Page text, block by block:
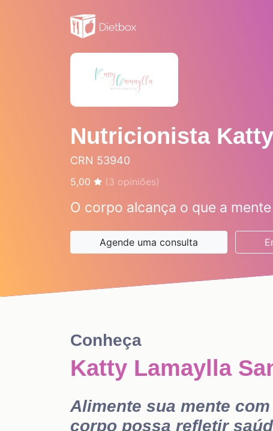
Nutricionista
CRN 53940
5,00 (3 opiniões)
O corpo alcança o que a
Agende uma consulta
Conheça
Katty Lamaylla
Alimente sua mente
corpo possa refletir